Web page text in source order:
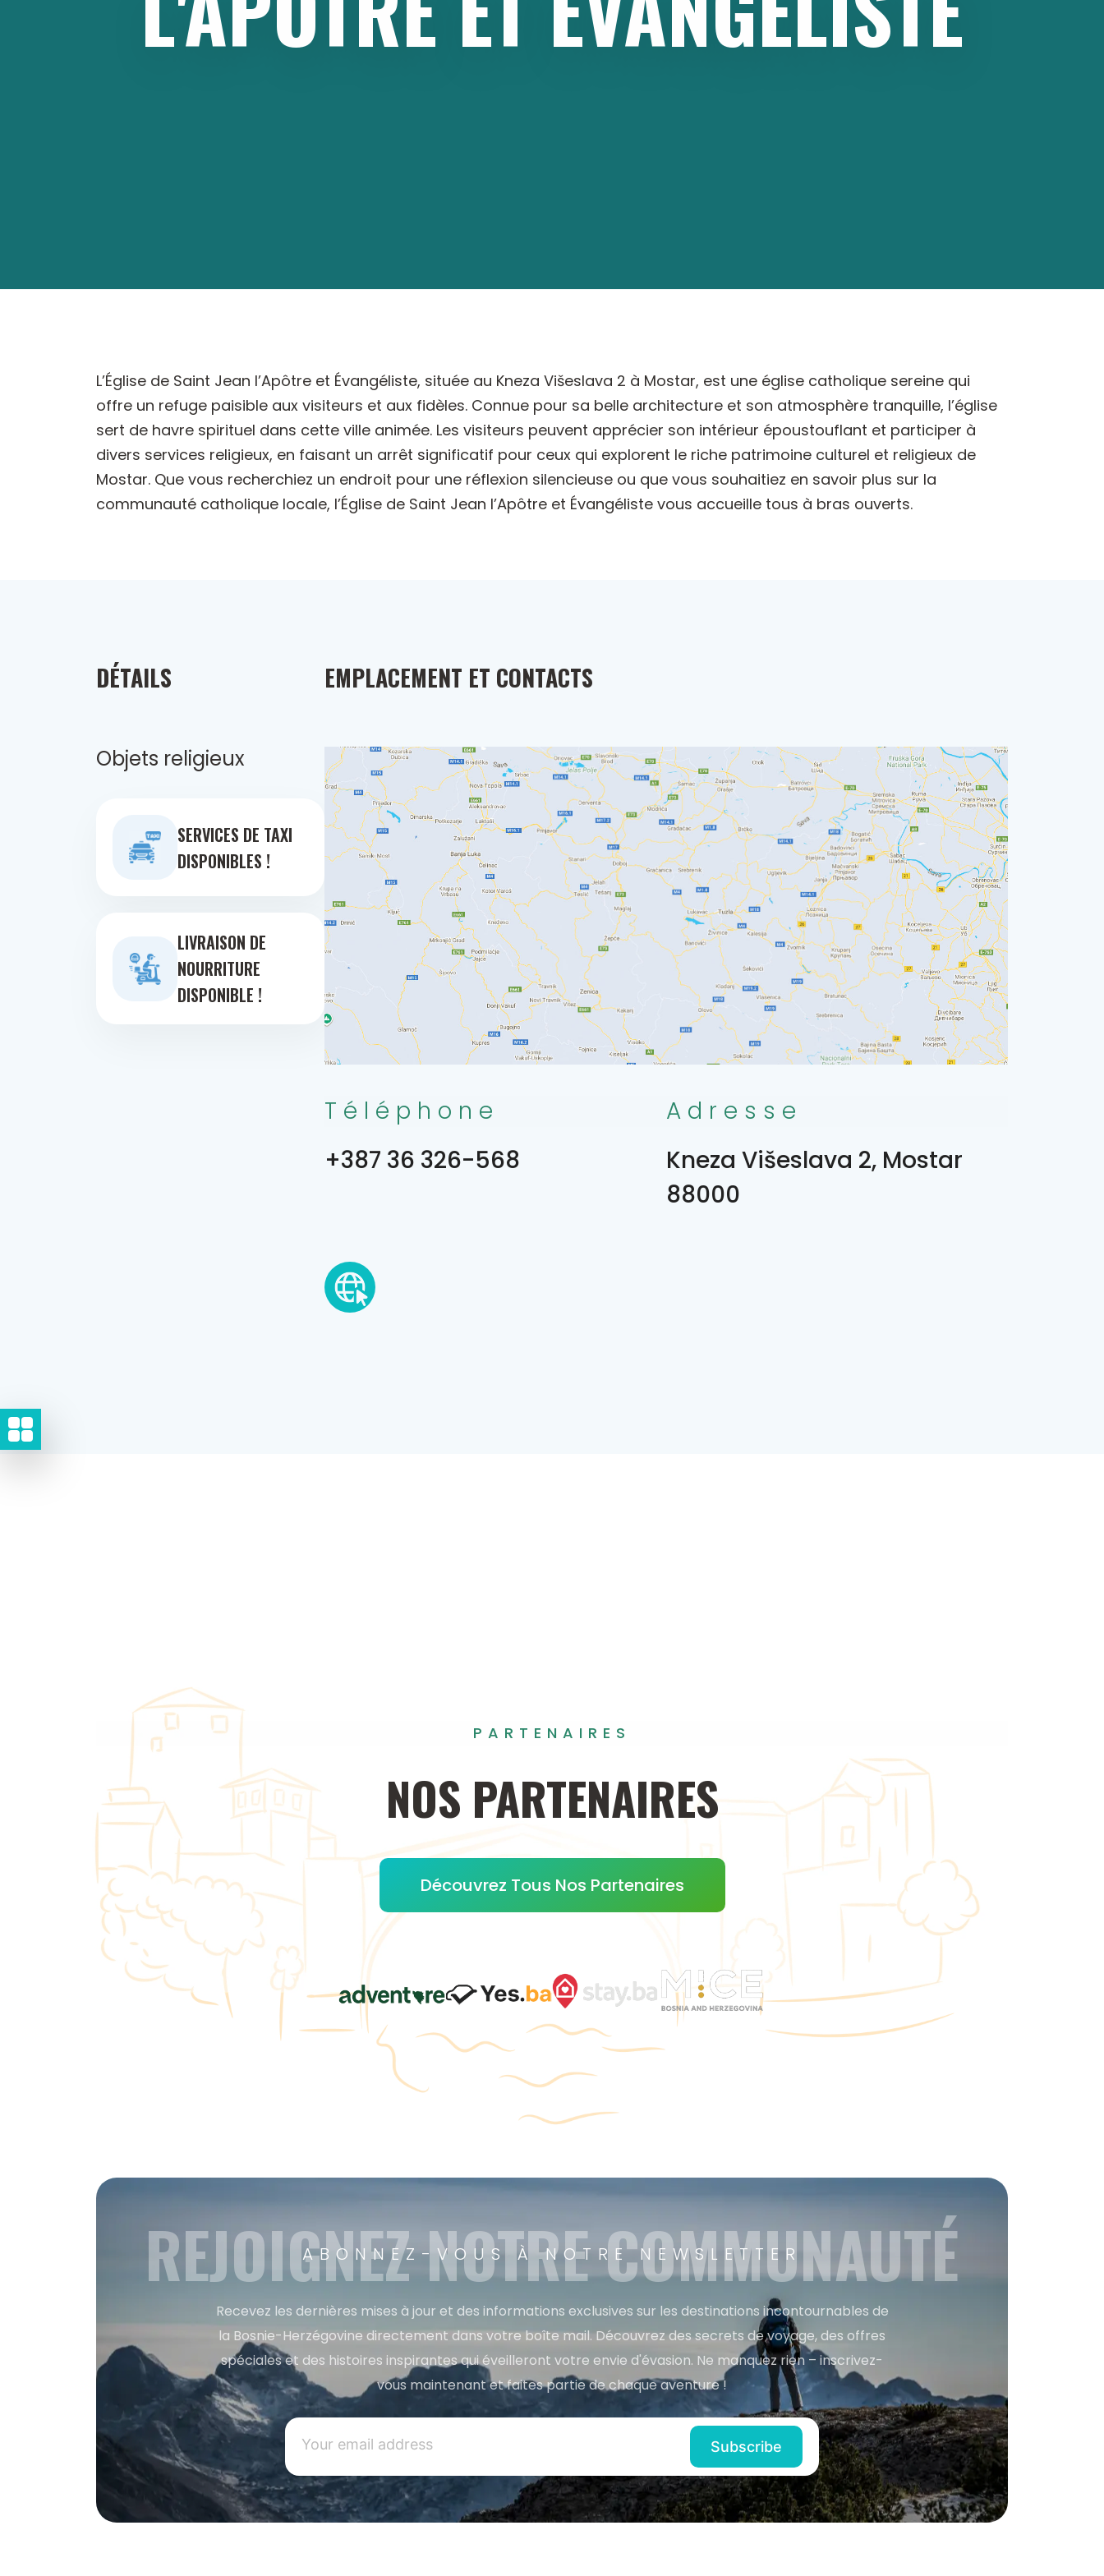
L’Église de Saint Jean l’Apôtre et Évangéliste, située au Kneza Višeslava 2 à Mostar, est une église catholique sereine qui
offre un refuge paisible aux visiteurs et aux fidèles. Connue pour sa belle architecture et son atmosphère tranquille, l’église
sert de havre spirituel dans cette ville animée. Les visiteurs peuvent apprécier son intérieur époustouflant et participer à
divers services religieux, en faisant un arrêt significatif pour ceux qui explorent le riche patrimoine culturel et religieux de
Mostar. Que vous recherchiez un endroit pour une réflexion silencieuse ou que vous souhaitiez en savoir plus sur la
communauté catholique locale, l’Église de Saint Jean l’Apôtre et Évangéliste vous accueille tous à bras ouverts.
DÉTAILS
Objets religieux
SERVICES DE TAXI
DISPONIBLES !
LIVRAISON DE
NOURRITURE
DISPONIBLE !
EMPLACEMENT ET CONTACTS
Téléphone
+387 36 326-568
Adresse
Kneza Višeslava 2, Mostar
88000
PARTENAIRES
NOS PARTENAIRES
Découvrez Tous Nos Partenaires
ABONNEZ-VOUS À NOTRE NEWSLETTER
REJOIGNEZ NOTRE COMMUNAUTÉ
Recevez les dernières mises à jour et des informations exclusives sur les destinations incontournables de
la Bosnie-Herzégovine directement dans votre boîte mail. Découvrez des secrets de voyage, des offres
spéciales et des histoires inspirantes qui éveilleront votre envie d'évasion. Ne manquez rien – inscrivez-
vous maintenant et faites partie de chaque aventure !